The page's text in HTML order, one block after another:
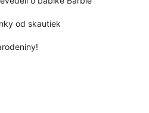
od skautiek